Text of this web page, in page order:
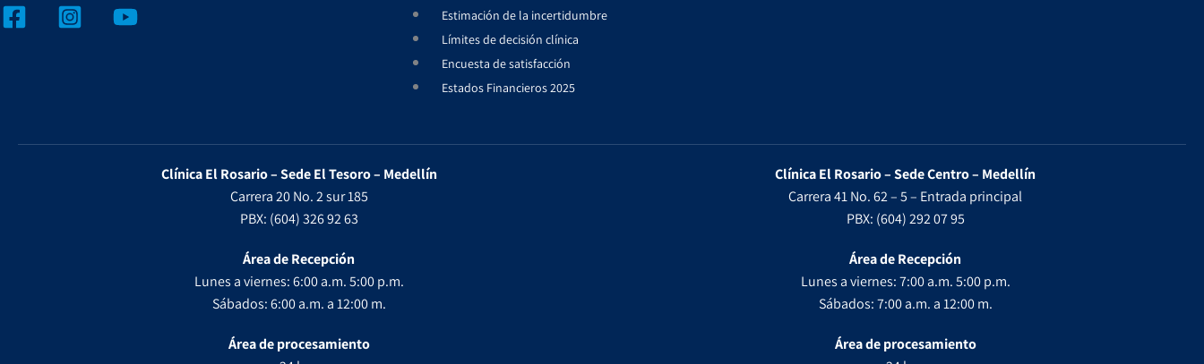
Estimación de la incertidumbre
Límites de decisión clínica
Encuesta de satisfacción
Estados Financieros 2025
Clínica El Rosario – Sede El Tesoro – Medellín
Carrera 20 No. 2 sur 185
PBX: (604) 326 92 63
Área de Recepción
Lunes a viernes: 6:00 a.m. 5:00 p.m.
Sábados: 6:00 a.m. a 12:00 m.
Área de procesamiento
Clínica El Rosario – Sede Centro – Medellín
Carrera 41 No. 62 – 5 – Entrada principal
PBX: (604) 292 07 95
Área de Recepción
Lunes a viernes: 7:00 a.m. 5:00 p.m.
Sábados: 7:00 a.m. a 12:00 m.
Área de procesamiento